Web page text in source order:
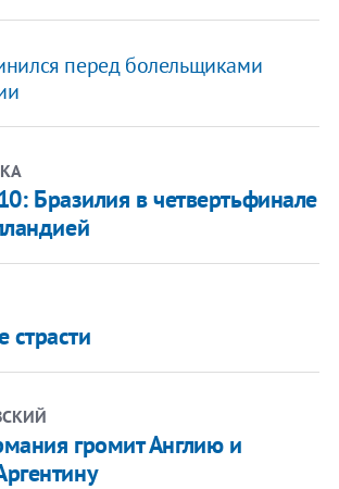
перед болельщиками
Бразилия в четвертьфинале
страсти
громит Англию и